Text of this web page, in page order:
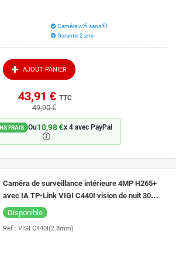
Caméra wifi sans fil
Garantie 2 ans
AJOUT PANIER
43,91 € TTC
49,90 €
FRAIS Ou10,98 €x 4 avec PayPal
🛈
Caméra de surveillance intérieure 4MP H265+
avec IA TP-Link VIGI C440I vision de nuit 30
mètres
Disponible
Ref : VIGI C440I(2.8mm)